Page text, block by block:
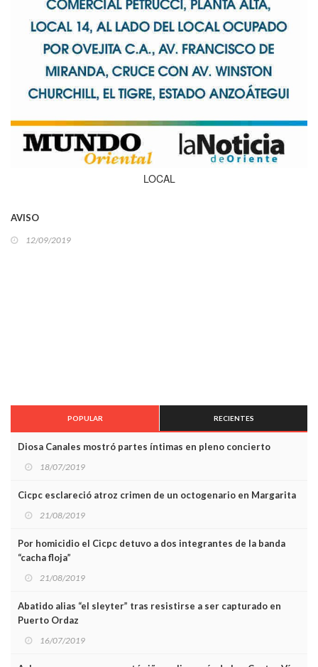
LOCAL
AVISO
12/09/2019
POPULAR RECIENTES
Diosa Canales mostró partes íntimas en pleno concierto
18/07/2019
Cicpc esclareció atroz crimen de un octogenario en Margarita
21/08/2019
Por homicidio el Cicpc detuvo a dos integrantes de la banda
“cacha floja”
21/08/2019
Abatido alias “el sleyter” tras resistirse a ser capturado en
Puerto Ordaz
16/07/2019